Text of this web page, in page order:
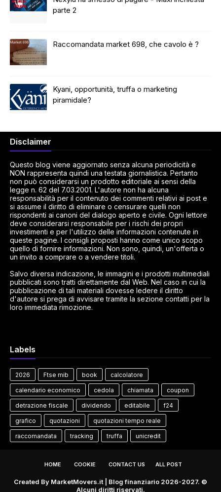
parte 2
Raccomandata market 698, che cavolo è ?
Kyani, opportunità, truffa o marketing
piramidale?
Disclaimer
Questo blog viene aggiornato senza alcuna periodicità e
NON rappresenta quindi una testata giornalistica. Pertanto
non può considerarsi un prodotto editoriale ai sensi della
legge n. 62 del 7.03.2001. L'autore non ha alcuna
responsabilità per il contenuto dei commenti relativi ai post e
si assume il diritto di eliminare o censurare quelli non
rispondenti ai canoni del dialogo aperto e civile. Ogni lettore
deve considerarsi responsabile per i rischi dei propri
investimenti e per l'utilizzo delle informazioni contenute in
queste pagine. I consigli proposti hanno come unico scopo
quello di fornire informazioni. Non sono, quindi, un'offerta o
un invito a comprare o a vendere titoli.
Salvo diversa indicazione, le immagini e i prodotti multimediali
pubblicati sono tratti direttamente dal Web. Nel caso in cui la
pubblicazione di tali materiali dovesse ledere il diritto
d'autore si prega di avvisare tramite la sezione contatti per la
loro immediata rimozione.
Labels
2026 Ftse mib book calcolatore
calendario economico cedola chiamata coupon
detrazione fiscale dividendo editabile f24
grafico quotazioni quotazioni tempo reale
raccomandata tracking truffa unicredit
HOME COOKIE CONTACT US ALL POST
Created By MarketMovers.it | Blog finanziario 2026-2027. ©
Alcuni diritti riservati.